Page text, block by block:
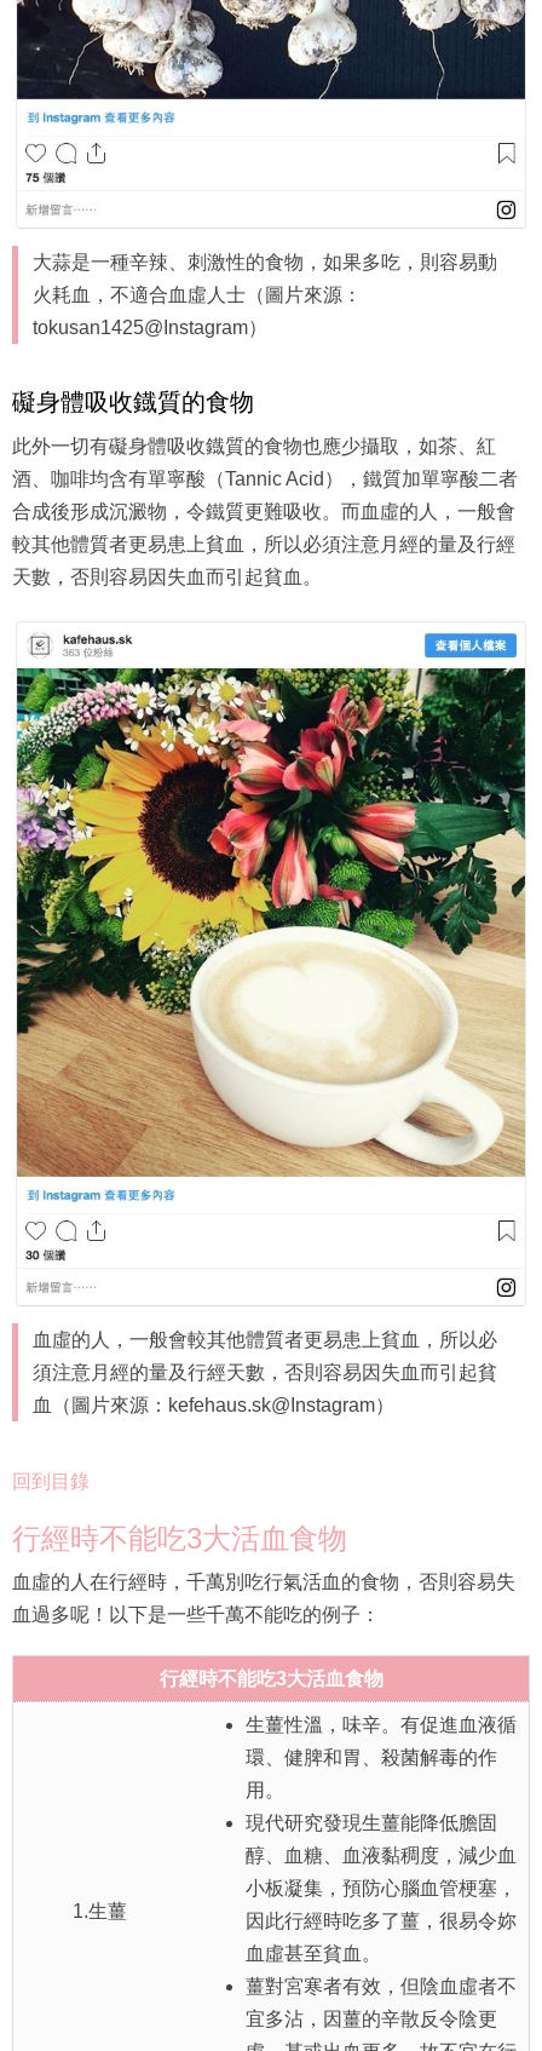
大蒜是一種辛辣、刺激性的食物，如果多吃，則容易動
火耗血，不適合血虛人士（圖片來源：
tokusan1425@Instagram）
礙身體吸收鐡質的食物
此外一切有礙身體吸收鐡質的食物也應少攝取，如茶、紅
酒、咖啡均含有單寧酸（Tannic Acid），鐵質加單寧酸二者
合成後形成沉澱物，令鐵質更難吸收。而血虛的人，一般會
較其他體質者更易患上貧血，所以必須注意月經的量及行經
天數，否則容易因失血而引起貧血。
血虛的人，一般會較其他體質者更易患上貧血，所以必
須注意月經的量及行經天數，否則容易因失血而引起貧
血（圖片來源：kefehaus.sk@Instagram）
回到目錄
行經時不能吃3大活血食物
血虛的人在行經時，千萬別吃行氣活血的食物，否則容易失
血過多呢！以下是一些千萬不能吃的例子：
行經時不能吃3大活血食物
1.生薑
生薑性溫，味辛。有促進血液循
環、健脾和胃、殺菌解毒的作
用。
現代研究發現生薑能降低膽固
醇、血糖、血液黏稠度，減少血
小板凝集，預防心腦血管梗塞，
因此行經時吃多了薑，很易令妳
血虛甚至貧血。
薑對宮寒者有效，但陰血虛者不
宜多沾，因薑的辛散反令陰更